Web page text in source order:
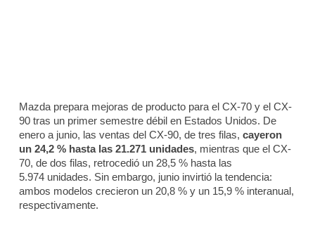
Mazda prepara mejoras de producto para el CX-70 y el CX-
90 tras un primer semestre débil en Estados Unidos. De
enero a junio, las ventas del CX-90, de tres filas, cayeron
un 24,2 % hasta las 21.271 unidades, mientras que el CX-
70, de dos filas, retrocedió un 28,5 % hasta las
5.974 unidades. Sin embargo, junio invirtió la tendencia:
ambos modelos crecieron un 20,8 % y un 15,9 % interanual,
respectivamente.